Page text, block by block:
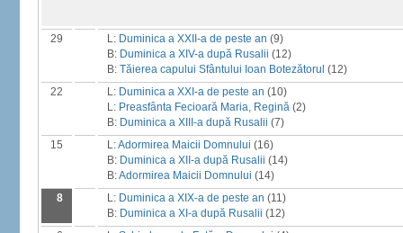
29 L: Duminica a XXII-a de peste an (9)
B: Duminica a XIV-a după Rusalii (12)
B: Tăierea capului Sfântului Ioan Botezătorul (12)
22
L: Duminica a XXI-a de peste an (10)
L: Preasfânta Fecioară Maria, Regină (2)
B: Duminica a XIII-a după Rusalii (7)
15
L:Adormirea Maicii Domnului (16)
B: Duminica a XII-a după Rusalii (14)
B:Adormirea Maicii Domnului (14)
8
L: Duminica a XIX-a de peste an (11)
B: Duminica a XI-a după Rusalii (12)